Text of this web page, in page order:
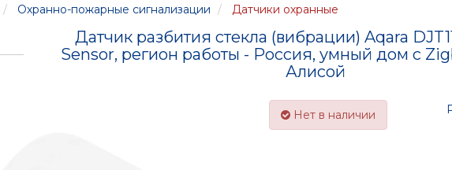
Охранно-пожарные сигнализации Датчики охранные
Датчик разбития стекла (вибрации) Aqara
Sensor, регион работы - Россия, умный дом с
Алисой
Нет в наличии